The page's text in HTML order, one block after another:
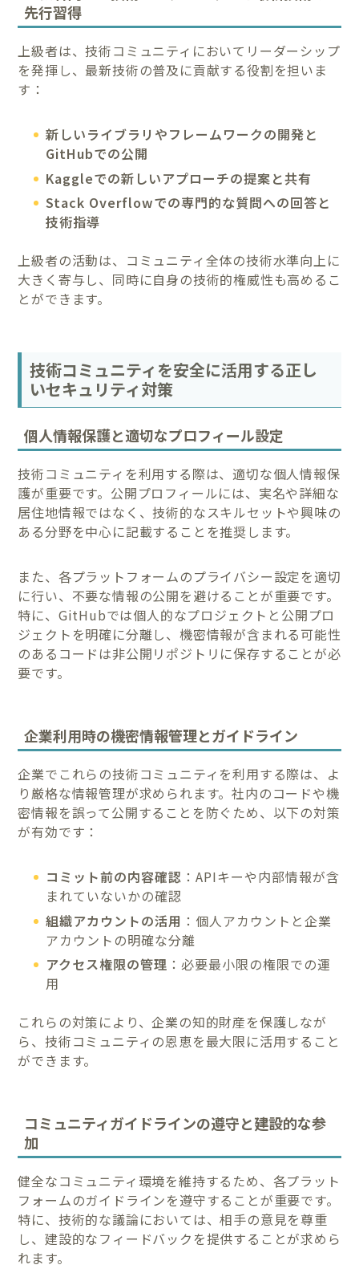
先行習得
上級者は、技術コミュニティにおいてリーダーシップ
を発揮し、最新技術の普及に貢献する役割を担いま
す：
新しいライブラリやフレームワークの開発と
GitHubでの公開
Kaggleでの新しいアプローチの提案と共有
Stack Overflowでの専門的な質問への回答と
技術指導
上級者の活動は、コミュニティ全体の技術水準向上に
大きく寄与し、同時に自身の技術的権威性も高めるこ
とができます。
技術コミュニティを安全に活用する正し
いセキュリティ対策
個人情報保護と適切なプロフィール設定
技術コミュニティを利用する際は、適切な個人情報保
護が重要です。公開プロフィールには、実名や詳細な
居住地情報ではなく、技術的なスキルセットや興味の
ある分野を中心に記載することを推奨します。
また、各プラットフォームのプライバシー設定を適切
に行い、不要な情報の公開を避けることが重要です。
特に、GitHubでは個人的なプロジェクトと公開プロ
ジェクトを明確に分離し、機密情報が含まれる可能性
のあるコードは非公開リポジトリに保存することが必
要です。
企業利用時の機密情報管理とガイドライン
企業でこれらの技術コミュニティを利用する際は、よ
り厳格な情報管理が求められます。社内のコードや機
密情報を誤って公開することを防ぐため、以下の対策
が有効です：
コミット前の内容確認 ：APIキーや内部情報が含
まれていないかの確認
組織アカウントの活用 ：個人アカウントと企業
アカウントの明確な分離
アクセス権限の管理 ：必要最小限の権限での運
用
これらの対策により、企業の知的財産を保護しなが
ら、技術コミュニティの恩恵を最大限に活用すること
ができます。
コミュニティガイドラインの遵守と建設的な参
加
健全なコミュニティ環境を維持するため、各プラット
フォームのガイドラインを遵守することが重要です。
特に、技術的な議論においては、相手の意見を尊重
し、建設的なフィードバックを提供することが求めら
れます。